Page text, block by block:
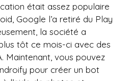
était assez populaire
Google l’a retiré du Play
la société a
tôt ce mois-ci avec des
Maintenant, vous pouvez
pour créer un bot